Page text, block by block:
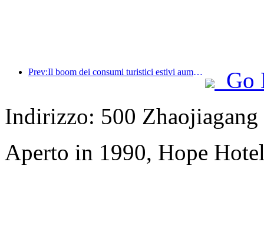
Prev:Il boom dei consumi turistici estivi aumenta, il mercato del turismo culturale si innova e si aggiorna
Go
Indirizzo: 500
Aperto in 1990, Hope